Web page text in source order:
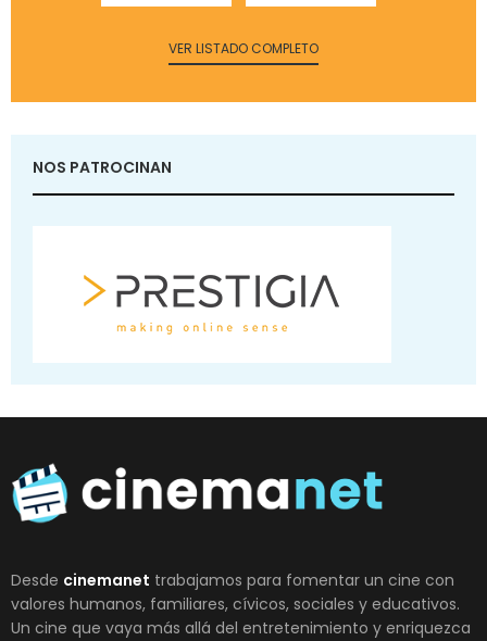
VER LISTADO COMPLETO
NOS PATROCINAN
Desde cinemanet trabajamos para fomentar un cine con
valores humanos, familiares, cívicos, sociales y educativos.
Un cine que vaya más allá del entretenimiento y enriquezca